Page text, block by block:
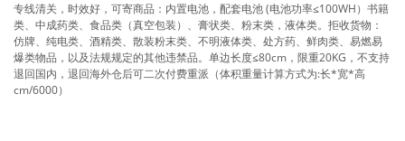
专线清关，时效好，可寄商品：内置电池，配套电池 (电池功率≤100WH）书籍
类、中成药类、食品类（真空包装）、膏状类、粉末类，液体类。拒收货物：
仿牌、纯电类、酒精类、散装粉末类、不明液体类、处方药、鲜肉类、易燃易
爆类物品，以及法规规定的其他违禁品。单边长度≤80cm，限重20KG，不支持
退回国内，退回海外仓后可二次付费重派（体积重量计算方式为:长*宽*高
cm/6000）